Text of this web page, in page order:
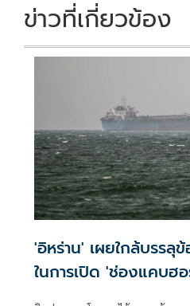
ข่าวที่เกี่ยวข้อง
'อิหร่าน' เผยใกล้บรรลุ
ในการเปิด 'ช่องแคบฮ